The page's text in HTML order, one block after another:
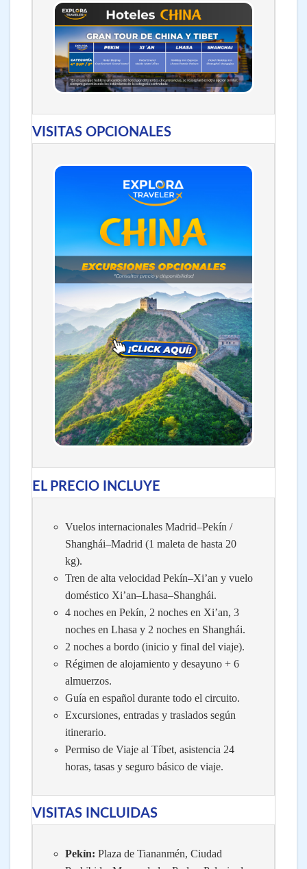
VISITAS OPCIONALES
EL PRECIO INCLUYE
Vuelos internacionales Madrid–Pekín /
Shanghái–Madrid (1 maleta de hasta 20
kg).
Tren de alta velocidad Pekín–Xi’an y vuelo
doméstico Xi’an–Lhasa–Shanghái.
4 noches en Pekín, 2 noches en Xi’an, 3
noches en Lhasa y 2 noches en Shanghái.
2 noches a bordo (inicio y final del viaje).
Régimen de alojamiento y desayuno + 6
almuerzos.
Guía en español durante todo el circuito.
Excursiones, entradas y traslados según
itinerario.
Permiso de Viaje al Tíbet, asistencia 24
horas, tasas y seguro básico de viaje.
VISITAS INCLUIDAS
Pekín: Plaza de Tiananmén, Ciudad